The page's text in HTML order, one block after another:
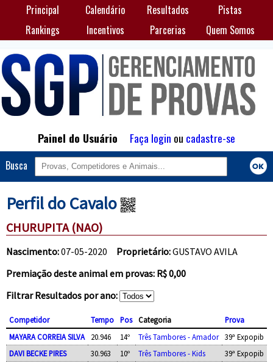
Principal Calendário Resultados
Pistas
Rankings
Incentivos Parcerias Quem Somos
Painel do Usuário Faça login ou cadastre-se
Busca
Perfil do Cavalo
CHURUPITA (NAO)
Nascimento:07-05-2020 Proprietário:GUSTAVO AVILA
Premiação deste animal em provas: R$ 0,00
Filtrar Resultados por ano:
Competidor Tempo Pos Categoria
Prova
MAYARA CORREIA SILVA
20.946 14º Três Tambores - Amador
39ª Expopib
DAVI BECKE PIRES
30.963 10º Três Tambores - Kids 39ª Expopib